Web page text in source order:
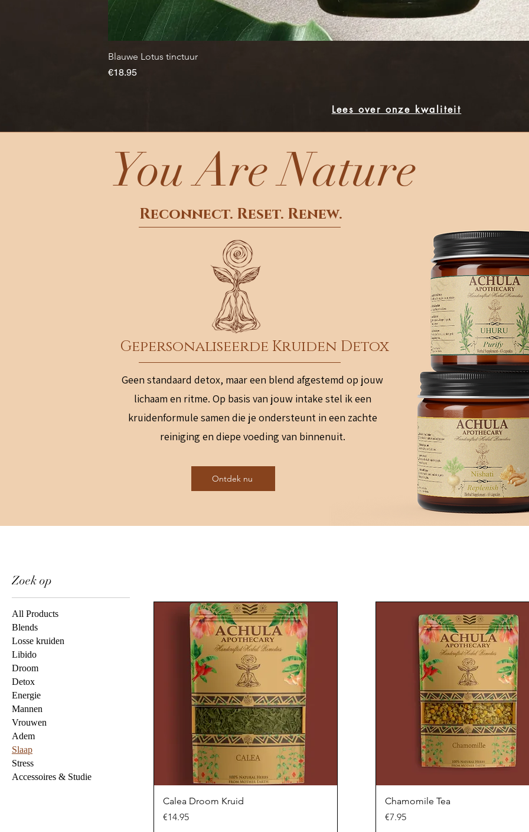
Blauwe Lotus tinctuur
Price
€18.95
Lees over onze kwaliteit
You Are Nature
Reconnect. Reset. Renew.
Gepersonaliseerde Kruiden Detox
Geen standaard detox, maar een blend afgestemd op jouw
lichaam en ritme. Op basis van jouw intake stel ik een
kruidenformule samen die je ondersteunt in een zachte
reiniging en diepe voeding van binnenuit.
Ontdek nu
Zoek op
All Products
Blends
Losse kruiden
Libido
Droom
Detox
Energie
Mannen
Vrouwen
Adem
Slaap
Stress
Accessoires & Studie
Calea Droom Kruid
Price
€14.95
Chamomile Tea
Price
€7.95